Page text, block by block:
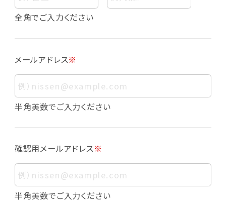
個人情報とは、お客様個人に関する情報であっ
て、当該情報を構成する氏名、住所、電話番号、
す。また、その情報のみでは識別できない場合で
も、他の情報と容易に照合することで、結果的に
お客様個人を識別できるものも個人情報に含ま
れます。
個人情報の利用目的について
下の通りであり、これらの目的達成の範囲を超
えてお客様の個人情報を利用することはありま
せん。
・会員登録者の個人認証
・会員ポイントプログラムの運営
全角でご入力ください
メールアドレス※
半角英数でご入力ください
確認用メールアドレス※
半角英数でご入力ください